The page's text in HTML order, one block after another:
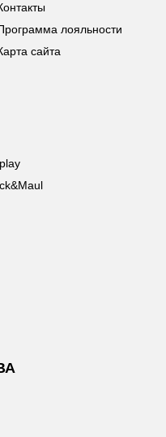
лояльности
сайта